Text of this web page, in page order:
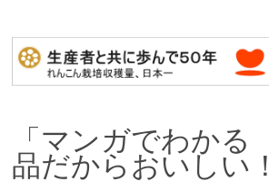
「マンガでわか
品だからおいしい